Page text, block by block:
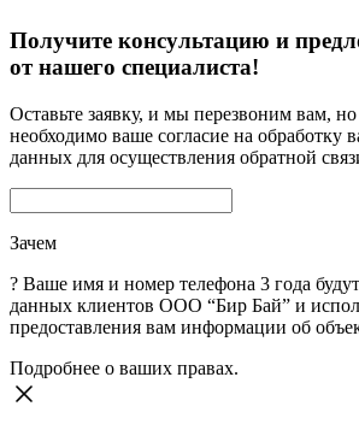
Получите консультацию и
от нашего специалиста!
Оставьте заявку, и мы перезвоним вам,
необходимо ваше согласие на обработку
данных для осуществления обратной
Зачем
? Ваше имя и номер телефона 3 года
данных клиентов ООО “Бир Бай” и
предоставления вам информации об
Подробнее о ваших правах.